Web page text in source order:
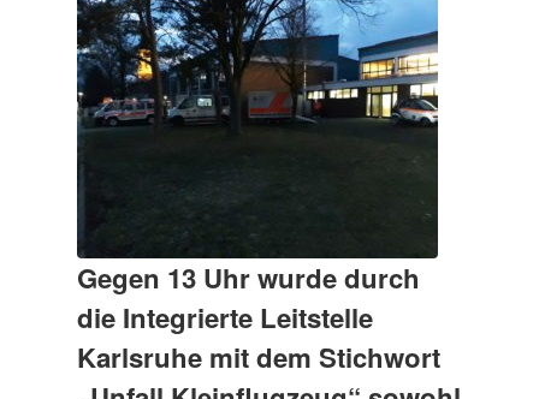
Gegen 13 Uhr wurde durch
die Integrierte Leitstelle
Karlsruhe mit dem Stichwort